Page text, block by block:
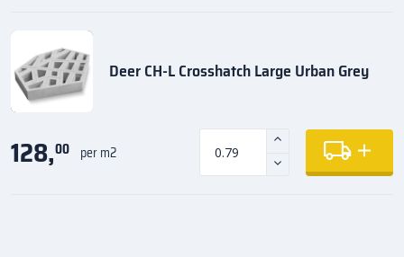
Deer CH-L Crosshatch Large Urban Grey
128,00 per m2